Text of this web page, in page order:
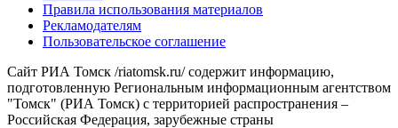
Правила использования материалов
Рекламодателям
Пользовательское соглашение
Сайт РИА Томск /riatomsk.ru/ содержит информацию,
подготовленную Региональным информационным агентством
"Томск" (РИА Томск) с территорией распространения –
Российская Федерация, зарубежные страны